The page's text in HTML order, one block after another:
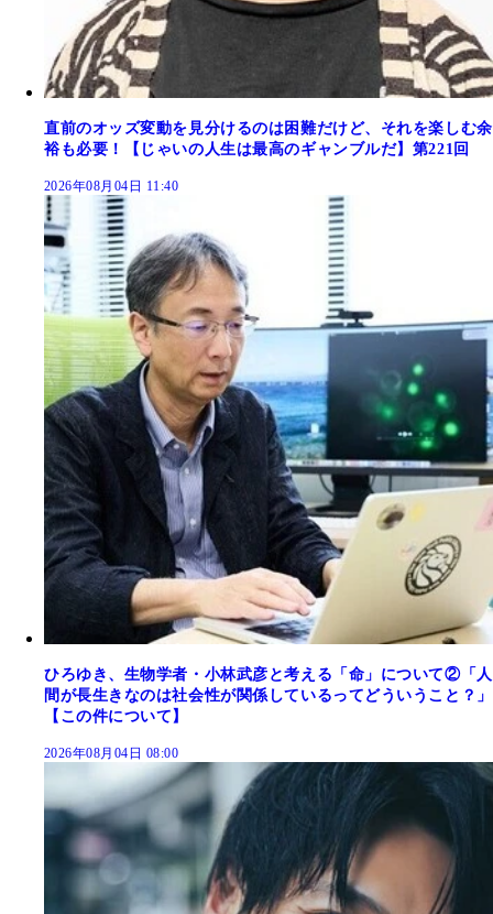
直前のオッズ変動を見分けるのは困難だけど、それを楽しむ余
裕も必要！【じゃいの人生は最高のギャンブルだ】第221回
2026年08月04日 11:40
ひろゆき、生物学者・小林武彦と考える「命」について②「人
間が長生きなのは社会性が関係しているってどういうこと？」
【この件について】
2026年08月04日 08:00